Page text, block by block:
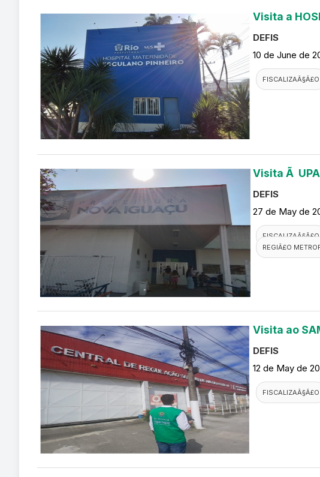
Visita a
DEFIS
10 de June de
FISCALIZAÃ§Ã£O
Visita Ã UPA
DEFIS
27 de May de
FISCALIZAÃ§Ã£O
REGIÃ£O
Visita ao
DEFIS
12 de May de
FISCALIZAÃ§Ã£O